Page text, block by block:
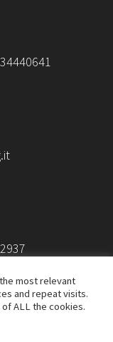
and
most relevant
and repeat visits.
ALL the cookies.